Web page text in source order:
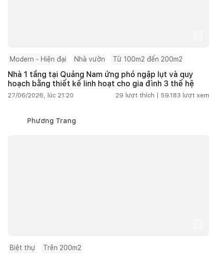
Modern - Hiện đại Nhà vườn Từ 100m2 đến 200m2
Nhà 1 tầng tại Quảng Nam ứng phó ngập lụt và quy
hoạch bằng thiết kế linh hoạt cho gia đình 3 thế hệ
27/06/2026, lúc 21:20 29 lượt thích | 59.183 lượt xem
Phương Trang
Biệt thự Trên 200m2